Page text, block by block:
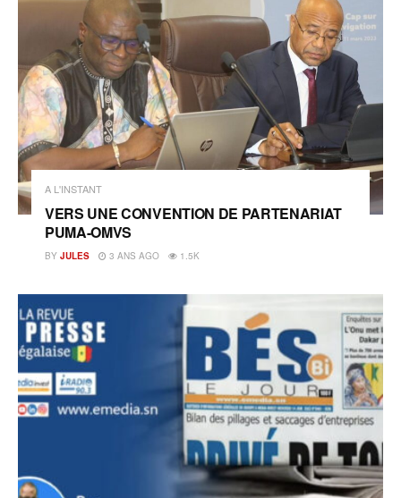
A L'INSTANT
VERS UNE CONVENTION DE PARTENARIAT
PUMA-OMVS
BY JULES 3 ANS AGO 1.5K